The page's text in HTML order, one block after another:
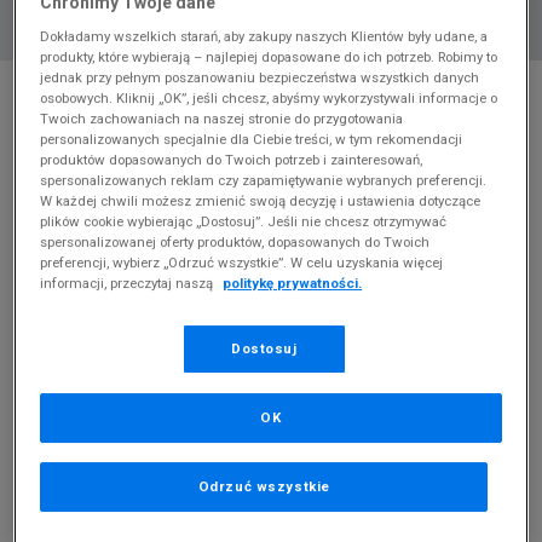
* Zdjęcie poglądowe
NIKE BLUZA Z KAPTUREM SPORTSWEAR
CLUB FLEECE
Produkt pochodzi z końcówek aktualnych kolekcji, ubiegłych
sezonów lub z ekspozycji.Szczegóły.
209,99 zł
PRODUKT NIEDOSTĘPNY
Jeśli artykuł będzie ponownie dostępny, otrzymasz od nas
Dokładamy wszelkich starań, aby zakupy naszych Klientów były udane, a
produkty, które wybierają – najlepiej dopasowane do ich potrzeb. Robimy to
jednak przy pełnym poszanowaniu bezpieczeństwa wszystkich danych
osobowych. Kliknij „OK”, jeśli chcesz, abyśmy wykorzystywali informacje o
Twoich zachowaniach na naszej stronie do przygotowania
personalizowanych specjalnie dla Ciebie treści, w tym rekomendacji
produktów dopasowanych do Twoich potrzeb i zainteresowań,
spersonalizowanych reklam czy zapamiętywanie wybranych preferencji.
W każdej chwili możesz zmienić swoją decyzję i ustawienia dotyczące
plików cookie wybierając „Dostosuj”. Jeśli nie chcesz otrzymywać
spersonalizowanej oferty produktów, dopasowanych do Twoich
preferencji, wybierz „Odrzuć wszystkie”. W celu uzyskania więcej
informacji, przeczytaj naszą
politykę prywatności.
Dostosuj
Odrzuć wszystkie
OK